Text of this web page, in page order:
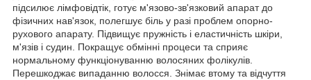
підсилює лімфовідтік, готує м'язово-зв'язковий апарат до
фізичних нав'язок, полегшує біль у разі проблем опорно-
рухового апарату. Підвищує пружність і еластичність шкіри,
м'язів і судин. Покращує обмінні процеси та сприяє
нормальному функціонуванню волосяних фолікулів.
Перешкоджає випаданню волосся. Знімає втому та відчуття